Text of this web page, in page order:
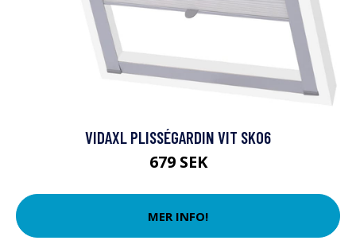
VIDAXL PLISSÉGARDIN VIT SK06
679 SEK
MER INFO!